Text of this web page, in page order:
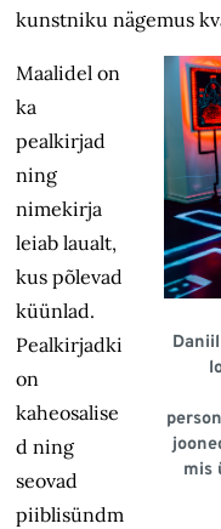
kunstniku nägemus
mis
Maalidel on
ka
pealkirjad
ning
nimekirja
leiab laualt,
kus põlevad
küünlad.
Pealkirjadki
on
kaheosalise
d ning
seovad
piiblisündm